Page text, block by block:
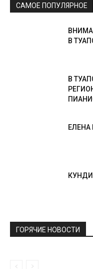
САМОЕ ПОПУЛЯРНОЕ
В
В
ЕЛЕНА
ГОРЯЧИЕ НОВОСТИ